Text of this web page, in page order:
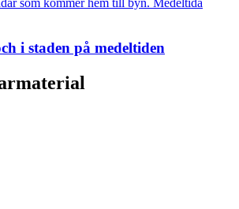
i staden på medeltiden